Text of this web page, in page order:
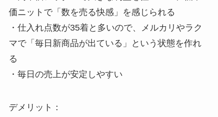
価ニットで「数を売る快感」を感じられる
・仕入れ点数が35着と多いので、メルカリやラク
マで「毎日新商品が出ている」という状態を作れ
る
・毎日の売上が安定しやすい
デメリット：